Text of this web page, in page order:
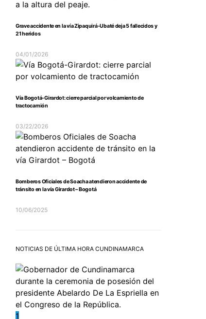
Grave accidente en la vía Zipaquirá-Ubaté deja 5 fallecidos y
21 heridos
04/01/2026
Vía Bogotá-Girardot: cierre parcial por volcamiento de
tractocamión
03/22/2026
Bomberos Oficiales de Soacha atendieron accidente de
tránsito en la vía Girardot – Bogotá
10/06/2025
NOTICIAS DE ÚLTIMA HORA CUNDINAMARCA
1